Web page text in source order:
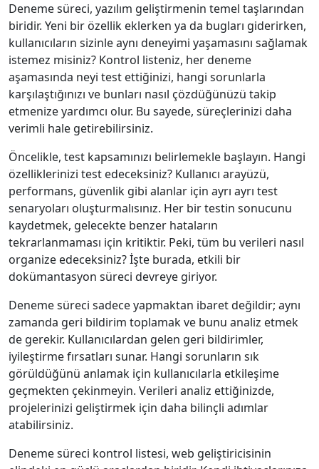
Deneme süreci, yazılım geliştirmenin temel taşlarından
biridir. Yeni bir özellik eklerken ya da bugları giderirken,
kullanıcıların sizinle aynı deneyimi yaşamasını sağlamak
istemez misiniz? Kontrol listeniz, her deneme
aşamasında neyi test ettiğinizi, hangi sorunlarla
karşılaştığınızı ve bunları nasıl çözdüğünüzü takip
etmenize yardımcı olur. Bu sayede, süreçlerinizi daha
verimli hale getirebilirsiniz.
Öncelikle, test kapsamınızı belirlemekle başlayın. Hangi
özelliklerinizi test edeceksiniz? Kullanıcı arayüzü,
performans, güvenlik gibi alanlar için ayrı ayrı test
senaryoları oluşturmalısınız. Her bir testin sonucunu
kaydetmek, gelecekte benzer hataların
tekrarlanmaması için kritiktir. Peki, tüm bu verileri nasıl
organize edeceksiniz? İşte burada, etkili bir
dokümantasyon süreci devreye giriyor.
Deneme süreci sadece yapmaktan ibaret değildir; aynı
zamanda geri bildirim toplamak ve bunu analiz etmek
de gerekir. Kullanıcılardan gelen geri bildirimler,
iyileştirme fırsatları sunar. Hangi sorunların sık
görüldüğünü anlamak için kullanıcılarla etkileşime
geçmekten çekinmeyin. Verileri analiz ettiğinizde,
projelerinizi geliştirmek için daha bilinçli adımlar
atabilirsiniz.
Deneme süreci kontrol listesi, web geliştiricisinin